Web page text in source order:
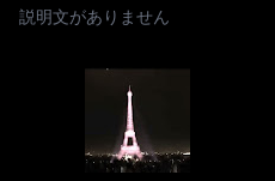
説明文がありません